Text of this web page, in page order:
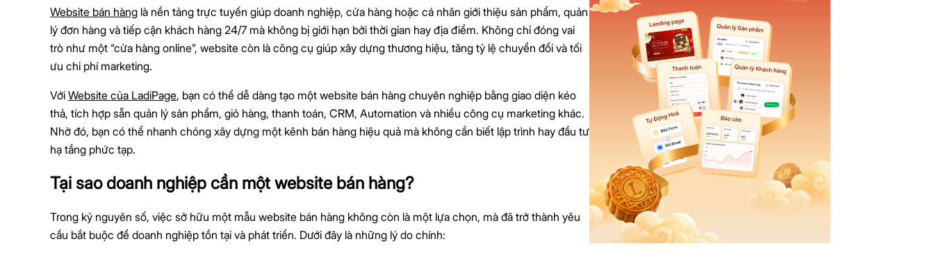
Website bán hàng là nền tảng trực tuyến giúp doanh nghiệp, cửa hàng hoặc cá nhân giới thiệu sản phẩm, quản
lý đơn hàng và tiếp cận khách hàng 24/7 mà không bị giới hạn bởi thời gian hay địa điểm. Không chỉ đóng vai
trò như một “cửa hàng online”, website còn là công cụ giúp xây dựng thương hiệu, tăng tỷ lệ chuyển đổi và tối
ưu chi phí marketing.
Với Website của LadiPage, bạn có thể dễ dàng tạo một website bán hàng chuyên nghiệp bằng giao diện kéo
thả, tích hợp sẵn quản lý sản phẩm, giỏ hàng, thanh toán, CRM, Automation và nhiều công cụ marketing khác.
Nhờ đó, bạn có thể nhanh chóng xây dựng một kênh bán hàng hiệu quả mà không cần biết lập trình hay đầu tư
hạ tầng phức tạp.
Tại sao doanh nghiệp cần một website bán hàng?
Trong kỷ nguyên số, việc sở hữu một mẫu website bán hàng không còn là một lựa chọn, mà đã trở thành yêu
cầu bắt buộc để doanh nghiệp tồn tại và phát triển. Dưới đây là những lý do chính: